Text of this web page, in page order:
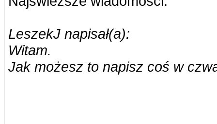
LeszekJ napisał(a):
Witam.
Jak możesz to napisz coś w